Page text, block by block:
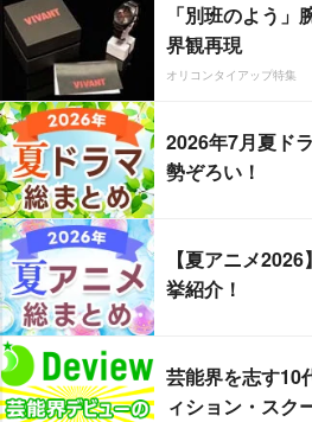
「別班のよう
界観再現
オリコンタイアップ特集
2026年7月夏ド
勢ぞろい！
【夏アニメ
挙紹介！
芸能界を志す
ィション・スク